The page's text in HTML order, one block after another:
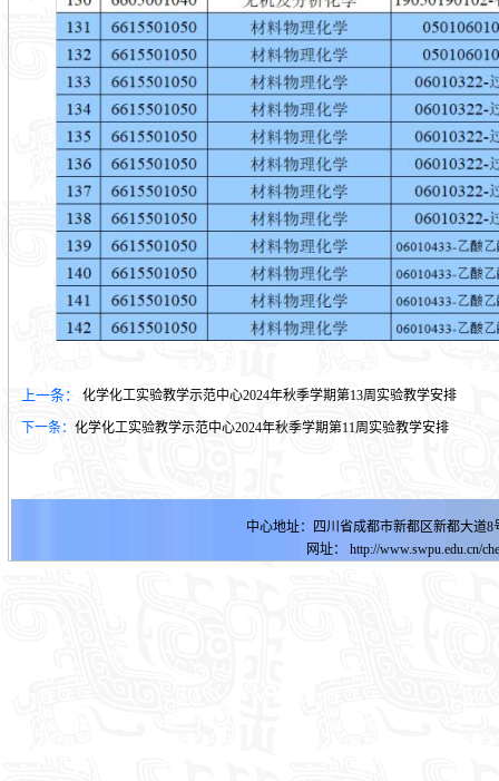
上一条： 化学化工实验教学示范中心2024年秋季学期第13周实验教学安排
下一条： 化学化工实验教学示范中心2024年秋季学期第11周实验教学安排
中心地址：四川省成都市新都区新都大
网址：
http://www.swpu.edu.cn/